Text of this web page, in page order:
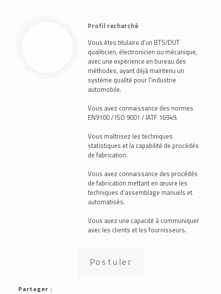
Profil recherché
Vous êtes titulaire d’un BTS/DUT
qualiticien, électronicien ou mécanique,
avec une expérience en bureau des
méthodes, ayant déjà maintenu un
système qualité pour l’industrie
automobile.
Vous avez connaissance des normes
EN9100 / ISO 9001 / IATF 16949.
Vous maîtrisez les techniques
statistiques et la capabilité de procédés
de fabrication.
Vous avez connaissance des procédés
de fabrication mettant en œuvre les
techniques d’assemblage manuels et
automatisés.
Vous avez une capacité à communiquer
avec les clients et les fournisseurs.
Postuler
Partager :